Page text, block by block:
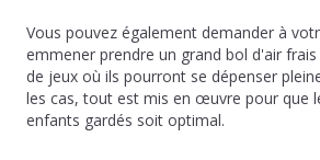
Vous pouvez également demander à
emmener prendre un grand bol d'air
de jeux où ils pourront se dépenser
les cas, tout est mis en œuvre pour que
enfants gardés soit optimal.